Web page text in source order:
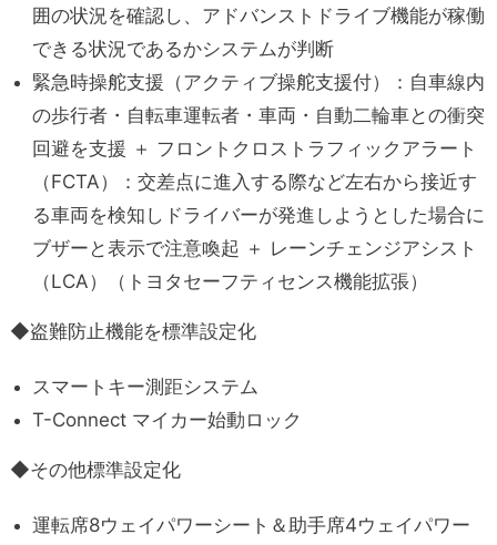
囲の状況を確認し、アドバンストドライブ機能が稼働
できる状況であるかシステムが判断
緊急時操舵支援（アクティブ操舵支援付）：自車線内
の歩行者・自転車運転者・車両・自動二輪車との衝突
回避を支援 ＋ フロントクロストラフィックアラート
（FCTA）：交差点に進入する際など左右から接近す
る車両を検知しドライバーが発進しようとした場合に
ブザーと表示で注意喚起 ＋ レーンチェンジアシスト
（LCA）（トヨタセーフティセンス機能拡張）
◆盗難防止機能を標準設定化
スマートキー測距システム
T-Connect マイカー始動ロック
◆その他標準設定化
運転席8ウェイパワーシート＆助手席4ウェイパワー